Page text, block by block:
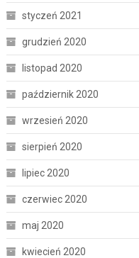
styczeń 2021
grudzień 2020
listopad 2020
październik 2020
wrzesień 2020
sierpień 2020
lipiec 2020
czerwiec 2020
maj 2020
kwiecień 2020